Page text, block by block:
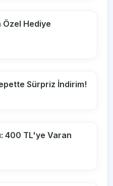
Hediye
Sürpriz İndirim!
400 TL'ye Varan